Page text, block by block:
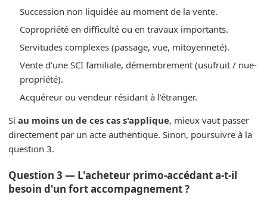
Succession non liquidée au moment de la vente.
Copropriété en difficulté ou en travaux importants.
Servitudes complexes (passage, vue, mitoyenneté).
Vente d'une SCI familiale, démembrement (usufruit / nue-
propriété).
Acquéreur ou vendeur résidant à l'étranger.
Si au moins un de ces cas s'applique, mieux vaut passer
directement par un acte authentique. Sinon, poursuivre à la
question 3.
Question 3 — L'acheteur primo-accédant a-t-il
besoin d'un fort accompagnement ?